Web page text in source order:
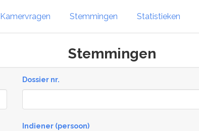
Kamervragen Stemmingen Statistieken
Stemmingen
Dossier nr.
Indiener (persoon)